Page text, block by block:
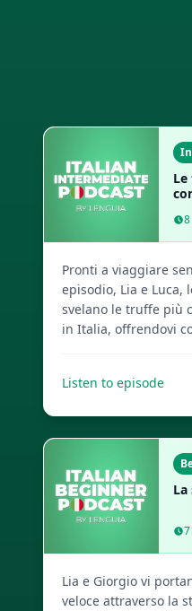
8
Pronti a viaggiare
episodio, Lia e Luca,
svelano le truffe più
in Italia, offrendovi
Lenguia.com per
flashcard
Listen to episode
7
Lia e Giorgio vi
veloce attraverso la